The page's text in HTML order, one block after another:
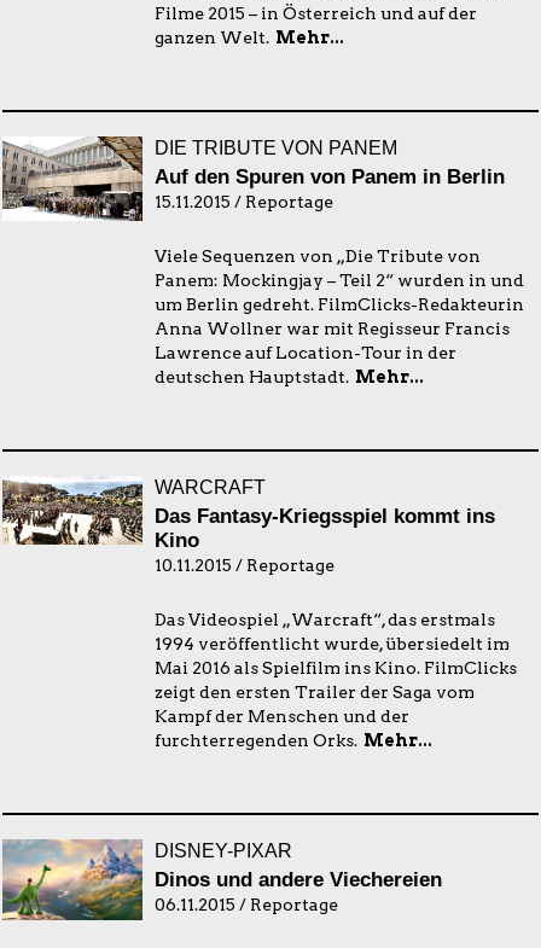
Filme 2015 – in Österreich und auf der
ganzen Welt. Mehr...
DIE TRIBUTE VON PANEM
Auf den Spuren von Panem in Berlin
15.11.2015 / Reportage
Viele Sequenzen von „Die Tribute von
Panem: Mockingjay – Teil 2“ wurden in und
um Berlin gedreht. FilmClicks-Redakteurin
Anna Wollner war mit Regisseur Francis
Lawrence auf Location-Tour in der
deutschen Hauptstadt. Mehr...
WARCRAFT
Das Fantasy-Kriegsspiel kommt ins
Kino
10.11.2015 / Reportage
Das Videospiel „Warcraft“, das erstmals
1994 veröffentlicht wurde, übersiedelt im
Mai 2016 als Spielfilm ins Kino. FilmClicks
zeigt den ersten Trailer der Saga vom
Kampf der Menschen und der
furchterregenden Orks. Mehr...
DISNEY-PIXAR
Dinos und andere Viechereien
06.11.2015 / Reportage